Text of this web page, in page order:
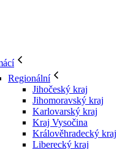
Regionální
Jihočeský kraj
Jihomoravský kraj
Karlovarský kraj
Kraj Vysočina
Králověhradecký kraj
Liberecký kraj